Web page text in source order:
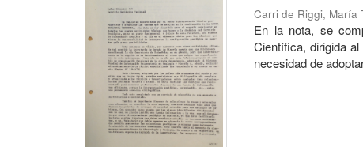
Carri de Riggi, María
En la nota, se
Científica, dirigida
necesidad de